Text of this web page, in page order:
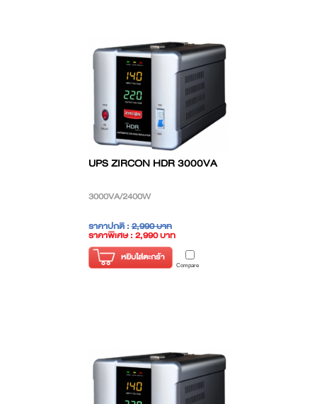
UPS ZIRCON HDR 3000VA
3000VA/2400W
ราคาปกติ :2,990 บาท
ราคาพิเศษ : 2,990 บาท
( ราคาไม่รวมภาษี )
หยิบใส่ตะกร้า
Compare